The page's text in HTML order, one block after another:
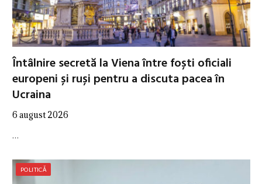
Întâlnire secretă la Viena între foști oficiali
europeni și ruși pentru a discuta pacea în
Ucraina
6 august 2026
…
POLITICĂ